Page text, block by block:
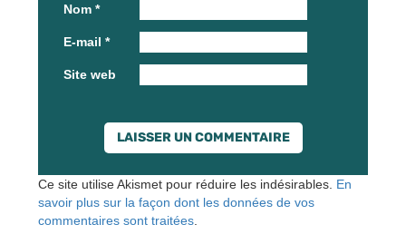
Nom *
E-mail *
Site web
Ce site utilise Akismet pour réduire les indésirables. En
savoir plus sur la façon dont les données de vos
commentaires sont traitées